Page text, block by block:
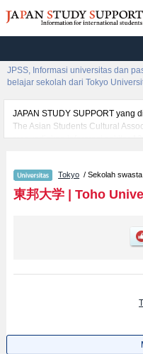
JPSS, Informasi universitas dan
belajar sekolah dari Tokyo
JAPAN STUDY SUPPORT yang
The Asian Students Cultural
menyediakan informasi sekitar
fakultas seperti Fakultas
SciencesatauFakultas
Health Science, serta berbagai
ujian masuk mahasiswa(i)
prasarana kampus, akses jalan,
Tokyo / Sekolah swasta
東邦大学| Toho